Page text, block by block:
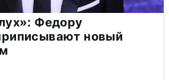
Федору
новый